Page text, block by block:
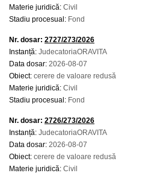
Materie juridică: Civil
Stadiu procesual: Fond
Nr. dosar: 2727/273/2026
Instanță: JudecatoriaORAVITA
Data dosar: 2026-08-07
Obiect: cerere de valoare redusă
Materie juridică: Civil
Stadiu procesual: Fond
Nr. dosar: 2726/273/2026
Instanță: JudecatoriaORAVITA
Data dosar: 2026-08-07
Obiect: cerere de valoare redusă
Materie juridică: Civil